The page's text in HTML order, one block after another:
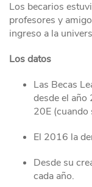
Los becarios
profesores y
ingreso a la
Los datos
Las Becas
desde el
20E (cuando
El 2016 la
Desde su
cada año.